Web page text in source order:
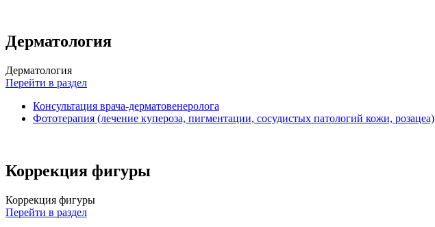
Дерматология
Дерматология
Перейти в раздел
Консультация врача-дерматовенеролога
Фототерапия (лечение купероза, пигментации, сосудистых патологий кожи, розацеа)
Коррекция фигуры
Коррекция фигуры
Перейти в раздел